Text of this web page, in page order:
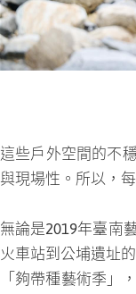
團員們常到三棧
的質地和使用方式
實的「現／限地創
火車站到公埔遺址
「夠帶種藝術季」
更以「洄游」為題